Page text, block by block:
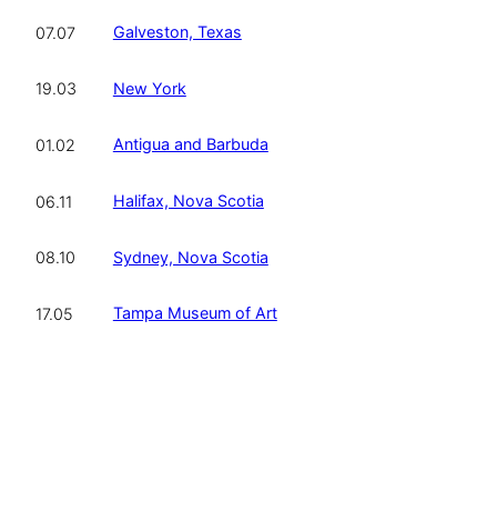
07.07 Galveston, Texas
19.03 New York
01.02 Antigua and Barbuda
06.11 Halifax, Nova Scotia
08.10 Sydney, Nova Scotia
17.05 Tampa Museum of Art